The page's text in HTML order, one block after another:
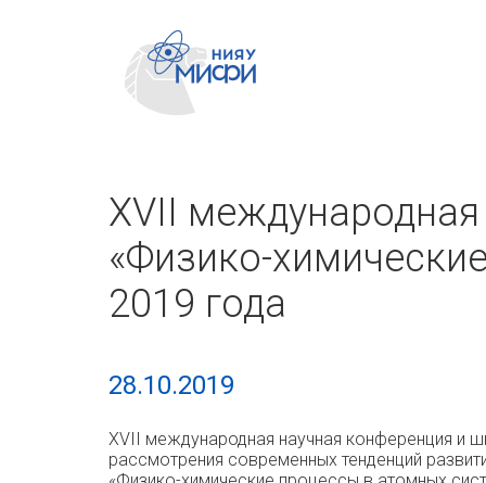
XVII
«Физико-
2019 года
28.10.2019
XVII международная научная конференция и
рассмотрения современных тенденций